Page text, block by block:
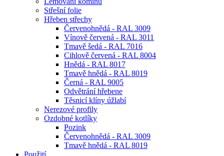
Střešní folie
Hřeben střechy
Červenohnědá - RAL 3009
Vínově červená - RAL 3011
Tmavě šedá - RAL 7016
Cihlově červená - RAL 8004
Hnědá - RAL 8017
Tmavě hnědá - RAL 8019
Černá - RAL 9005
Odvětrání hřebene
Těsnicí klíny úžlabí
Nerezové profily
Ozdobné kotlíky
Pozink
Červenohnědá - RAL 3009
Tmavě hnědá - RAL 8019
Použití